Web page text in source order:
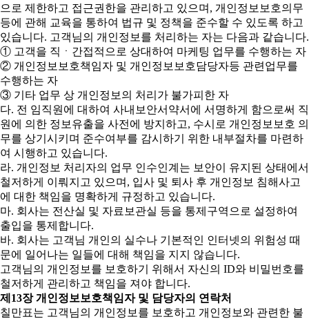
으로 제한하고 접근권한을 관리하고 있으며, 개인정보보호의무
등에 관해 교육을 통하여 법규 및 정책을 준수할 수 있도록 하고
있습니다. 고객님의 개인정보를 처리하는 자는 다음과 같습니다.
① 고객을 직ㆍ간접적으로 상대하여 마케팅 업무를 수행하는 자
② 개인정보보호책임자 및 개인정보보호담당자등 관련업무를
수행하는 자
③ 기타 업무 상 개인정보의 처리가 불가피한 자
다. 전 임직원에 대하여 사내보안서약서에 서명하게 함으로써 직
원에 의한 정보유출을 사전에 방지하고, 수시로 개인정보보호 의
무를 상기시키며 준수여부를 감시하기 위한 내부절차를 마련하
여 시행하고 있습니다.
라. 개인정보 처리자의 업무 인수인계는 보안이 유지된 상태에서
철저하게 이뤄지고 있으며, 입사 및 퇴사 후 개인정보 침해사고
에 대한 책임을 명확하게 규정하고 있습니다.
마. 회사는 전산실 및 자료보관실 등을 통제구역으로 설정하여
출입을 통제합니다.
바. 회사는 고객님 개인의 실수나 기본적인 인터넷의 위험성 때
문에 일어나는 일들에 대해 책임을 지지 않습니다.
고객님의 개인정보를 보호하기 위해서 자신의 ID와 비밀번호를
철저하게 관리하고 책임을 져야 합니다.
제13장 개인정보보호책임자 및 담당자의 연락처
칠만표는 고객님의 개인정보를 보호하고 개인정보와 관련한 불